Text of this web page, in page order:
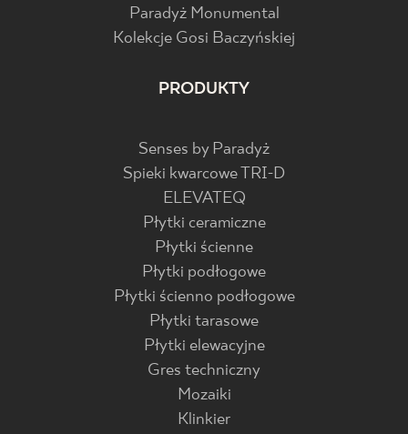
Paradyż Monumental
Kolekcje Gosi Baczyńskiej
PRODUKTY
Senses by Paradyż
Spieki kwarcowe TRI-D
ELEVATEQ
Płytki ceramiczne
Płytki ścienne
Płytki podłogowe
Płytki ścienno podłogowe
Płytki tarasowe
Płytki elewacyjne
Gres techniczny
Mozaiki
Klinkier